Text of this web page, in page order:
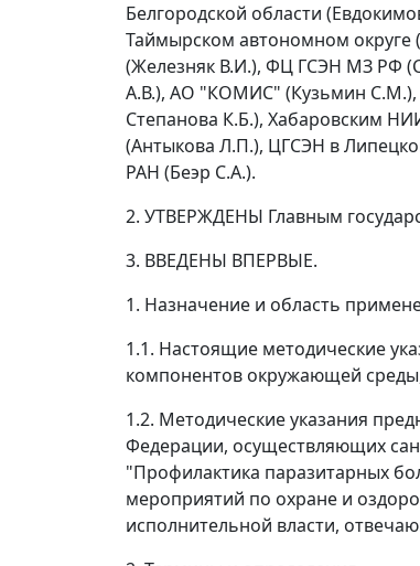
Белгородской области
Таймырском автономном округе
(Железняк В.И.), ФЦ ГСЭН МЗ РФ
А.В.), АО "КОМИС" (Кузьмин
Степанова К.Б.), Хабаровским
(Антыкова Л.П.), ЦГСЭН в
РАН (Беэр С.А.).
2. УТВЕРЖДЕНЫ Главным
3. ВВЕДЕНЫ ВПЕРВЫЕ.
1. Назначение и область
1.1. Настоящие методические
компонентов окружающей
1.2. Методические указания
Федерации, осуществляющих
"Профилактика паразитарных
мероприятий по охране и
исполнительной власти,